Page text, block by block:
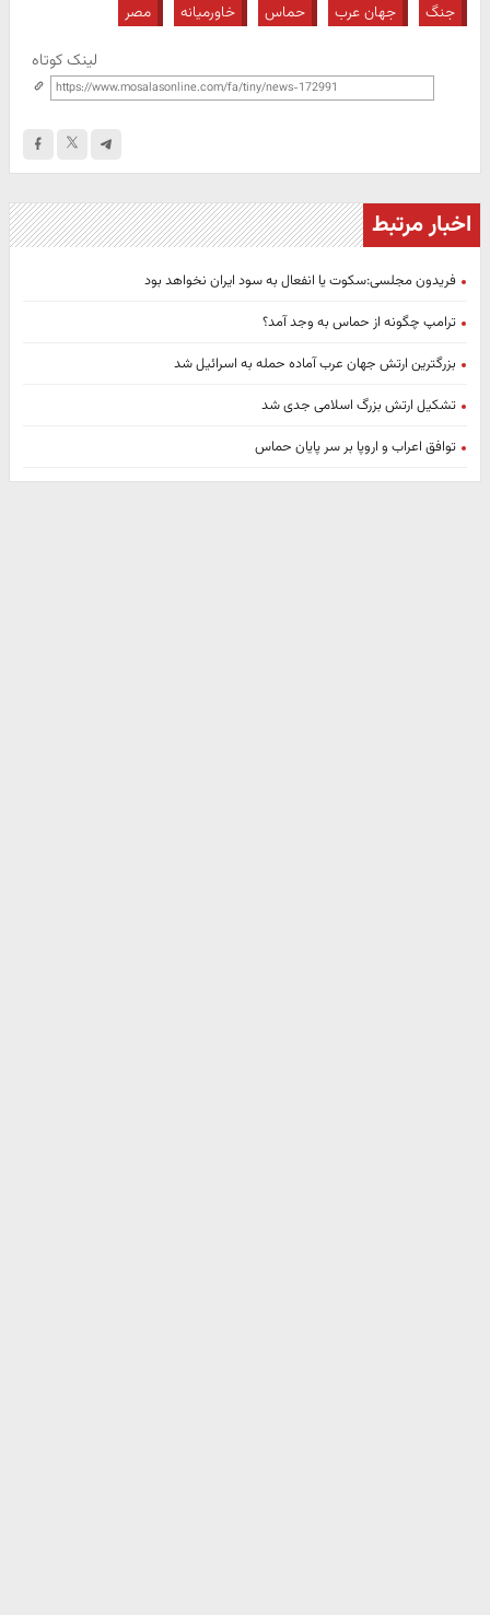
جنگ جهان عرب حماس خاورمیانه مصر
لینک کوتاه
اخبار مرتبط
فریدون مجلسی:سکوت یا انفعال به سود ایران نخواهد بود
ترامپ چگونه از حماس به وجد آمد؟
بزرگترین ارتش جهان عرب آماده حمله به اسرائیل شد
تشکیل ارتش بزرگ اسلامی جدی شد
توافق اعراب و اروپا بر سر پایان حماس